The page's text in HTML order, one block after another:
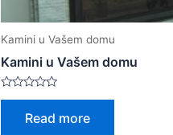
Kamini u Vašem domu
Kamini u Vašem domu
Rated
Read more